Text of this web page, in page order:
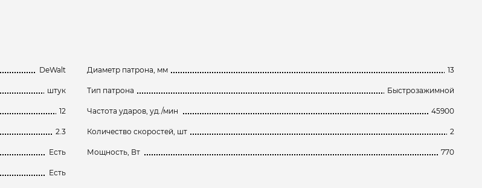
DeWalt
штук
12
2.3
Есть
Есть
Диаметр патрона, мм 13
Тип патрона Быстрозажимной
Частота ударов, уд./мин 45900
Количество скоростей, шт 2
Мощность, Вт 770